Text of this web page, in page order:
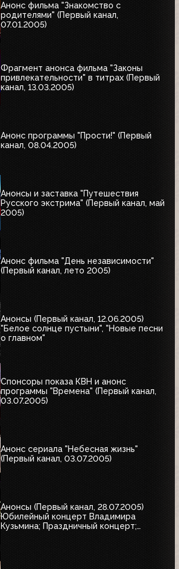
Анонс фильма "Знакомство с
родителями" (Первый канал,
07.01.2005)
Фрагмент анонса фильма "Законы
привлекательности" в титрах (Первый
канал, 13.03.2005)
Анонс программы "Прости!" (Первый
канал, 08.04.2005)
Анонсы и заставка "Путешествия
Русского экстрима" (Первый канал, май
2005)
Анонс фильма "День независимости"
(Первый канал, лето 2005)
Анонсы (Первый канал, 12.06.2005)
"Белое солнце пустыни", "Новые песни
о главном"
Спонсоры показа КВН и анонс
программы "Времена" (Первый канал,
03.07.2005)
Анонс сериала "Небесная жизнь"
(Первый канал, 03.07.2005)
Анонсы (Первый канал, 28.07.2005)
Юбилейный концерт Владимира
Кузьмина; Праздничный концерт;